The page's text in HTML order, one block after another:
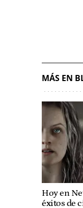
MÁS EN
Hoy en
éxitos de